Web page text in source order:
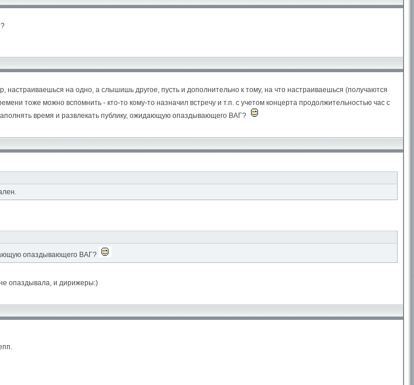
настраиваешься на одно, а слышишь другое, пусть и дополнительно к тому, на что настраиваешься (получаются
тоже можно вспомнить - кто-то кому-то назначил встречу и т.п. с учетом концерта продолжительностью час с
время и развлекать публику, ожидающую опаздывающего ВАГ?
опаздывающего ВАГ?
опаздывала, и дирижеры:)